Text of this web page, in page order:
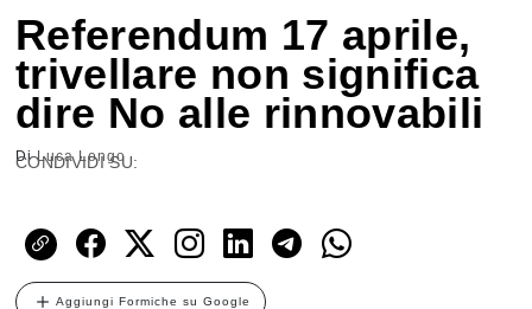
Referendum 17 aprile,
trivellare non significa
dire No alle rinnovabili
DiLuca Longo
CONDIVIDI SU:
Aggiungi Formiche su Google